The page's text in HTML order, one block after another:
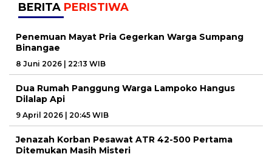
BERITA PERISTIWA
Penemuan Mayat Pria Gegerkan Warga Sumpang
Binangae
8 Juni 2026 | 22:13 WIB
Dua Rumah Panggung Warga Lampoko Hangus
Dilalap Api
9 April 2026 | 20:45 WIB
Jenazah Korban Pesawat ATR 42-500 Pertama
Ditemukan Masih Misteri